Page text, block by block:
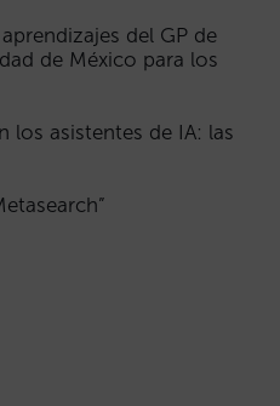
del GP de
de México para los
los asistentes de IA: las